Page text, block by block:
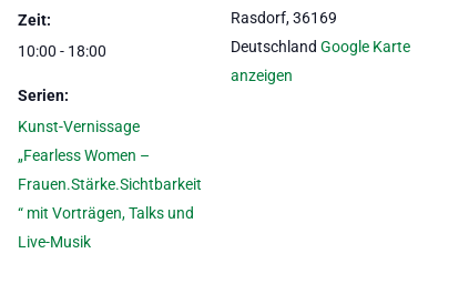
Zeit:
10:00 - 18:00
Serien:
Kunst-Vernissage
„Fearless Women –
Frauen.Stärke.Sichtbarkeit
“ mit Vorträgen, Talks und
Live-Musik
Rasdorf,36169
Deutschland Google Karte
anzeigen